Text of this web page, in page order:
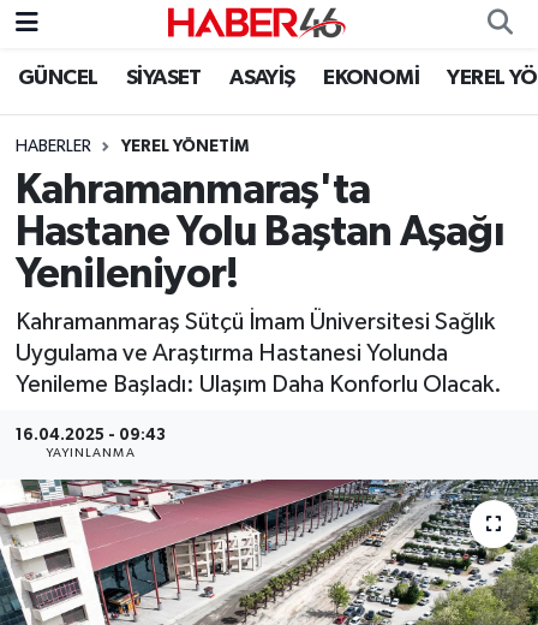
GÜNCEL SİYASET ASAYİŞ EKONOMİ YEREL
HABERLER YEREL YÖNETİM
Kahramanmaraş'ta
Hastane Yolu Baştan Aşağı
Yenileniyor!
Kahramanmaraş Sütçü İmam Üniversitesi Sağlık
Uygulama ve Araştırma Hastanesi Yolunda
Yenileme Başladı: Ulaşım Daha Konforlu Olacak.
16.04.2025 - 09:43
YAYINLANMA
GÜNCEL
SİYASET
EKONOMİ
SPOR
YAŞAM
TEKNOLOJİ
SAĞLIK
EĞİTİM
İLÇE HABERLERİ
Nöbetçi Eczaneler
Hava Durumu
Kahramanmaraş Namaz Vakitleri
Trafik Durumu
Süper Lig Puan Durumu ve Fikstür
Tüm Manşetler
Son Dakika Haberleri
Haber Arşivi